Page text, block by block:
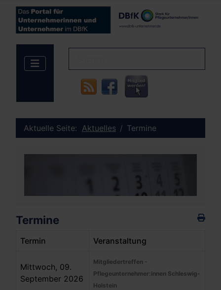
Aktuelle Seite: Aktuelles Termine
Termine
Termin Veranstaltung
Mittwoch, 09.
September 2026
Mitgliedertreffen -
Pflegeunternehmer:innen Schleswig-
Holstein